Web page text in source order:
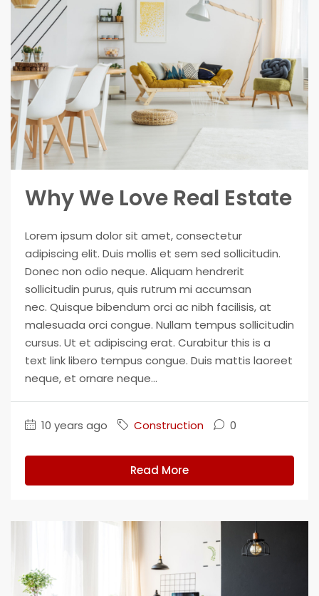
Why We Love Real Estate
Lorem ipsum dolor sit amet, consectetur
adipiscing elit. Duis mollis et sem sed sollicitudin.
Donec non odio neque. Aliquam hendrerit
sollicitudin purus, quis rutrum mi accumsan
nec. Quisque bibendum orci ac nibh facilisis, at
malesuada orci congue. Nullam tempus sollicitudin
cursus. Ut et adipiscing erat. Curabitur this is a
text link libero tempus congue. Duis mattis laoreet
neque, et ornare neque...
10 years ago Construction 0
Read More